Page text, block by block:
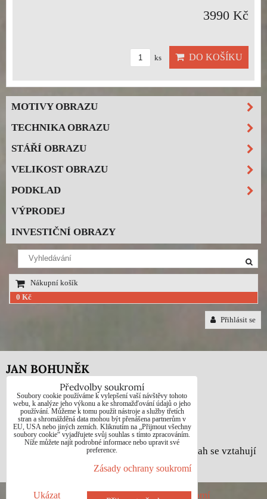
3990 Kč
ks DO KOŠÍKU
MOTIVY OBRAZU
TECHNIKA OBRAZU
STÁŘÍ OBRAZU
VELIKOST OBRAZU
PODKLAD
VÝPRODEJ
INVESTIČNÍ OBRAZY
Nákupní košík
0 Kč
Přihlásit se
JAN BOHUNĚK
Telefon: +420725021832
e-mail: 1jab@seznam.cz
web: www.prodej-obrazy.eu
© Jan Bohuněk - Na všechny fotografie a obsah se vztahují
autorská práva dle zákona č. 121/2000 Sb.
Předvolby soukromí Zásady ochrany soukromí
Předvolby soukromí
Soubory cookie používáme k vylepšení vaší návštěvy tohoto
webu, k analýze jeho výkonu a ke shromažďování údajů o jeho
používání. Můžeme k tomu použít nástroje a služby třetích
stran a shromážděná data mohou být přenášena partnerům v
EU, USA nebo jiných zemích. Kliknutím na „Přijmout všechny
soubory cookie“ vyjadřujete svůj souhlas s tímto zpracováním.
Níže můžete najít podrobné informace nebo upravit své
preference.
Zásady ochrany soukromí
Ukázat